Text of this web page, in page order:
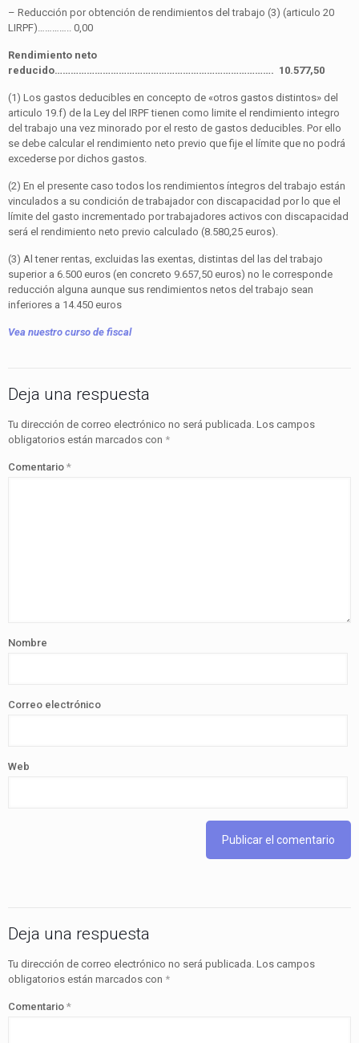
– Reducción por obtención de rendimientos del trabajo (3) (articulo 20
LIRPF)………….. 0,00
Rendimiento neto
reducido………………………………………………………………………. 10.577,50
(1) Los gastos deducibles en concepto de «otros gastos distintos» del
articulo 19.f) de la Ley del IRPF tienen como limite el rendimiento integro
del trabajo una vez minorado por el resto de gastos deducibles. Por ello
se debe calcular el rendimiento neto previo que fije el límite que no podrá
excederse por dichos gastos.
(2) En el presente caso todos los rendimientos íntegros del trabajo están
vinculados a su condición de trabajador con discapacidad por lo que el
límite del gasto incrementado por trabajadores activos con discapacidad
será el rendimiento neto previo calculado (8.580,25 euros).
(3) Al tener rentas, excluidas las exentas, distintas del las del trabajo
superior a 6.500 euros (en concreto 9.657,50 euros) no le corresponde
reducción alguna aunque sus rendimientos netos del trabajo sean
inferiores a 14.450 euros
Vea nuestro curso de fiscal
Deja una respuesta
Tu dirección de correo electrónico no será publicada. Los campos
obligatorios están marcados con *
Comentario *
Nombre
Correo electrónico
Web
Deja una respuesta
Tu dirección de correo electrónico no será publicada. Los campos
obligatorios están marcados con *
Comentario *